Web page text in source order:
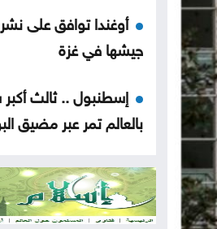
أوغندا توافق على
جيشها في غزة
إسطنبول .. ثالث
بالعالم تمر عبر مضيق
الأردن يدين التفجير
استهدف حافلة في